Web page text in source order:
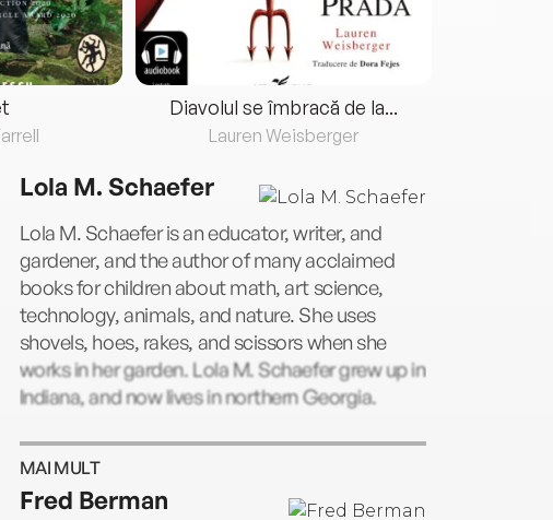
Diavolul se îmbracă de la...
Lauren Weisberger
Lola M. Schaefer
Lola M. Schaefer is an educator, writer, and
gardener, and the author of many acclaimed
books for children about math, art science,
technology, animals, and nature. She uses
shovels, hoes, rakes, and scissors when she
works in her garden. Lola M. Schaefer grew up in
Indiana, and now lives in northern Georgia.
MAI MULT
Fred Berman